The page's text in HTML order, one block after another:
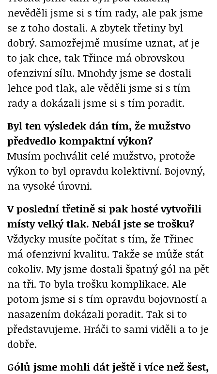
nevěděli jsme si s tím rady, ale pak jsme
se z toho dostali. A zbytek třetiny byl
dobrý. Samozřejmě musíme uznat, ať je
to jak chce, tak Třince má obrovskou
ofenzivní sílu. Mnohdy jsme se dostali
lehce pod tlak, ale věděli jsme si s tím
rady a dokázali jsme si s tím poradit.
Byl ten výsledek dán tím, že mužstvo
předvedlo kompaktní výkon?
Musím pochválit celé mužstvo, protože
výkon to byl opravdu kolektivní. Bojovný,
na vysoké úrovni.
V poslední třetině si pak hosté vytvořili
místy velký tlak. Nebál jste se trošku?
Vždycky musíte počítat s tím, že Třinec
má ofenzivní kvalitu. Takže se může stát
cokoliv. My jsme dostali špatný gól na pět
na tři. To byla trošku komplikace. Ale
potom jsme si s tím opravdu bojovností a
nasazením dokázali poradit. Tak si to
představujeme. Hráči to sami viděli a to je
dobře.
Gólů jsme mohli dát ještě i více než šest,